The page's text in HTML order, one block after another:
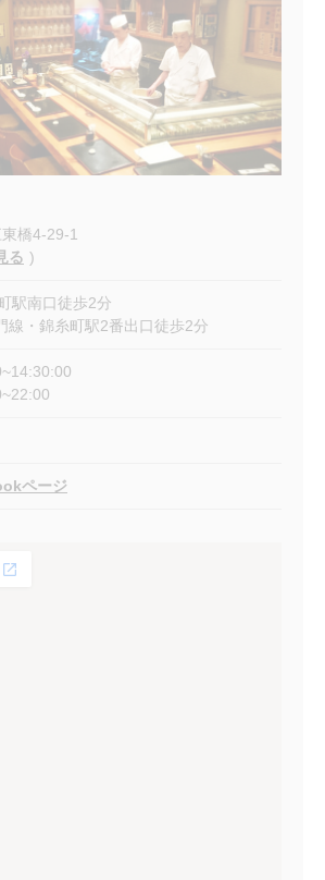
橋4-29-1
る )
駅南口徒歩2分
線・錦糸町駅2番出口徒歩2分
ページ